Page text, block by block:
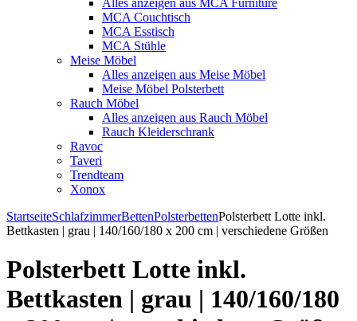
Alles anzeigen aus MCA Furniture
MCA Couchtisch
MCA Esstisch
MCA Stühle
Meise Möbel
Alles anzeigen aus Meise Möbel
Meise Möbel Polsterbett
Rauch Möbel
Alles anzeigen aus Rauch Möbel
Rauch Kleiderschrank
Ravoc
Taveri
Trendteam
Xonox
StartseiteSchlafzimmerBettenPolsterbettenPolsterbett Lotte inkl.
Bettkasten | grau | 140/160/180 x 200 cm | verschiedene Größen
Polsterbett Lotte inkl.
Bettkasten | grau | 140/160/180